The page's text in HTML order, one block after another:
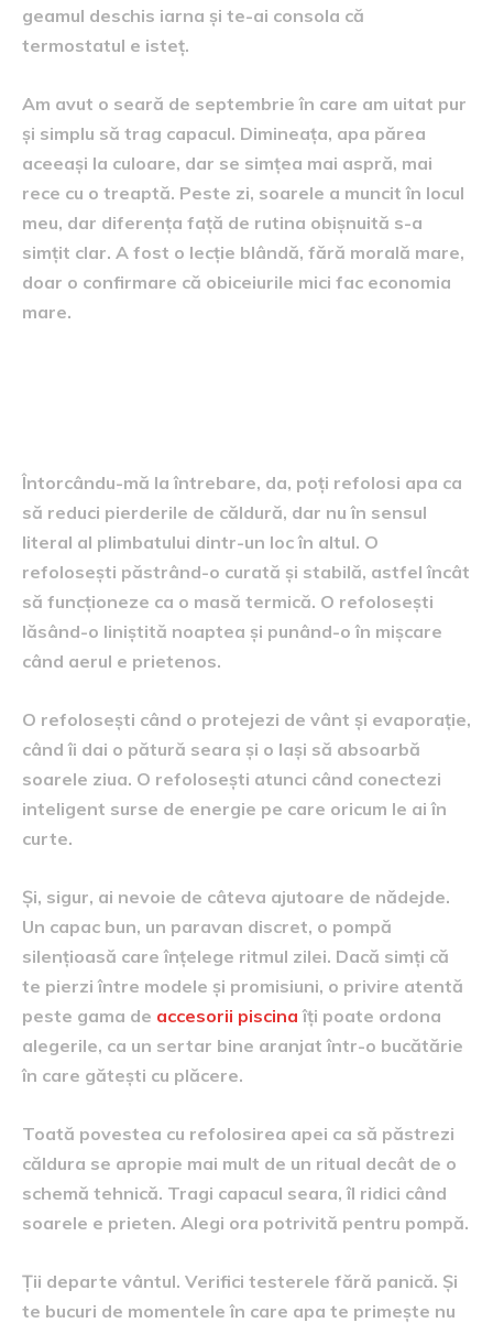
geamul deschis iarna și te-ai consola că
termostatul e isteț.
Am avut o seară de septembrie în care am uitat pur
și simplu să trag capacul. Dimineața, apa părea
aceeași la culoare, dar se simțea mai aspră, mai
rece cu o treaptă. Peste zi, soarele a muncit în locul
meu, dar diferența față de rutina obișnuită s-a
simțit clar. A fost o lecție blândă, fără morală mare,
doar o confirmare că obiceiurile mici fac economia
mare.
Întorcându-mă la întrebare, da, poți refolosi apa ca
să reduci pierderile de căldură, dar nu în sensul
literal al plimbatului dintr-un loc în altul. O
refolosești păstrând-o curată și stabilă, astfel încât
să funcționeze ca o masă termică. O refolosești
lăsând-o liniștită noaptea și punând-o în mișcare
când aerul e prietenos.
O refolosești când o protejezi de vânt și evaporație,
când îi dai o pătură seara și o lași să absoarbă
soarele ziua. O refolosești atunci când conectezi
inteligent surse de energie pe care oricum le ai în
curte.
Și, sigur, ai nevoie de câteva ajutoare de nădejde.
Un capac bun, un paravan discret, o pompă
silențioasă care înțelege ritmul zilei. Dacă simți că
te pierzi între modele și promisiuni, o privire atentă
peste gama de accesorii piscina îți poate ordona
alegerile, ca un sertar bine aranjat într-o bucătărie
în care gătești cu plăcere.
Toată povestea cu refolosirea apei ca să păstrezi
căldura se apropie mai mult de un ritual decât de o
schemă tehnică. Tragi capacul seara, îl ridici când
soarele e prieten. Alegi ora potrivită pentru pompă.
Ții departe vântul. Verifici testerele fără panică. Și
te bucuri de momentele în care apa te primește nu